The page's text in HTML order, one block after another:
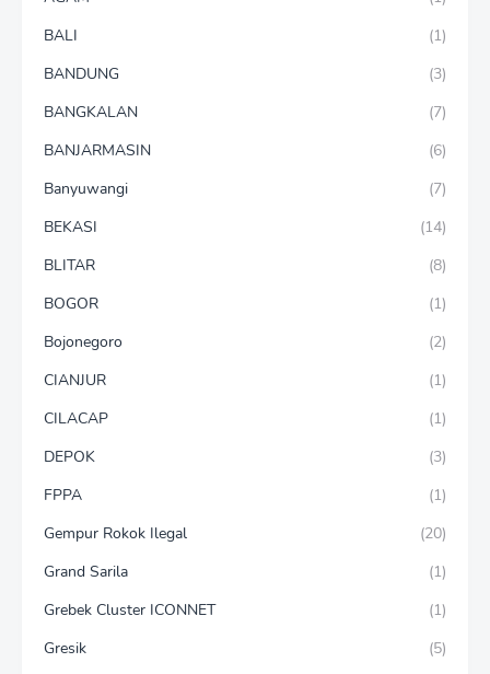
BALI
(1)
BANDUNG
(3)
BANGKALAN
(7)
BANJARMASIN
(6)
Banyuwangi
(7)
BEKASI
(14)
BLITAR
(8)
BOGOR
(1)
Bojonegoro
(2)
CIANJUR
(1)
CILACAP
(1)
DEPOK
(3)
FPPA
(1)
Gempur Rokok Ilegal
(20)
Grand Sarila
(1)
Grebek Cluster ICONNET
(1)
Gresik
(5)